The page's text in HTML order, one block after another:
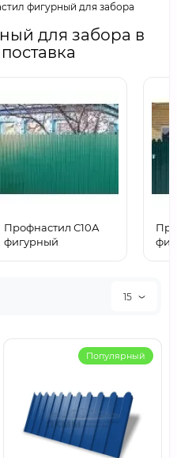
фигурный для забора
для забора в
Профнастил С10А
фигурный
15
Популярный